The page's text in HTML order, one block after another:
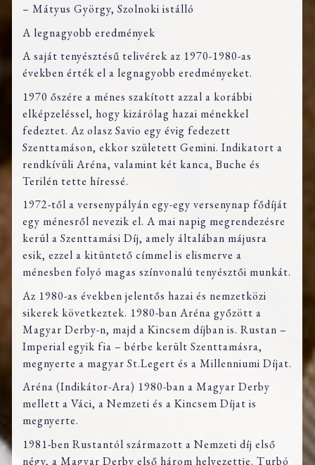
– Mátyus György, Szolnoki istálló
A legnagyobb eredmények
A saját tenyésztésű telivérek az 1970-1980-as
években érték el a legnagyobb eredményeket.
1970 őszére a ménes szakított azzal a korábbi
elképzeléssel, hogy kizárólag hazai ménekkel
fedeztet. Az olasz Savio egy évig fedezett
Szenttamáson, ekkor született Gemini. Indikatort a
rendkívüli Aréna, valamint két kanca, Buche és
Terilén tette híressé.
1972-től a versenypályán egy-egy versenynap fődíját
egy ménesről nevezik el. A mai napig megrendezésre
kerül a Szenttamási Díj, amely általában májusra
esik, ezzel a kitüntető címmel is elismerve a
ménesben folyó magas színvonalú tenyésztői munkát.
Az 1980-as években jelentős hazai és nemzetközi
sikerek következtek. 1980-ban Aréna győzött a
Magyar Derby-n, majd a Kincsem díjban is. Rustan –
Imperial egyik fia – bérbe került Szenttamásra,
megnyerte a magyar St.Legert és a Millenniumi Díjat.
Aréna (Indikátor-Ara) 1980-ban a Magyar Derby
mellett a Váci, a Nemzeti és a Kincsem Díjat is
megnyerte.
1981-ben Rustantól származott a Nemzeti díj első
négy, a Magyar Derby első három helyezettje. Turbó